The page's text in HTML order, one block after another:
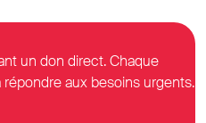
un don direct. Chaque
aux besoins urgents.